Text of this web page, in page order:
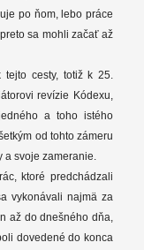
po ňom, lebo práce
sa mohli začať až
cesty, totiž k 25.
revízie Kódexu,
a toho istého
od tohto zámeru
svoje zameranie.
ktoré predchádzali
vykonávali najmä za
až do dnešného dňa,
dovedené do konca